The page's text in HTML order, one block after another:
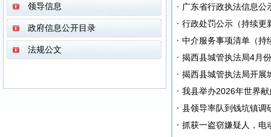
领导信息
政府信息公开目录
法规公文
广东省行政执法信息公
行政处罚公示（持续更
中介服务事项清单（持
揭西县城管执法局4月
揭西县城管执法局开展
我县举办2026年世界
县领导率队到钱坑镇调
抓获一盗窃嫌疑人，电